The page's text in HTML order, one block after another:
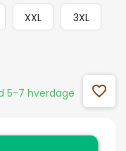
XXL 3XL
5-7 hverdage favorite_outline